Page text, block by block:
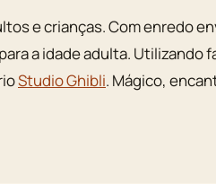
e crianças. Com enredo
a idade adulta. Utilizando
Studio Ghibli. Mágico,